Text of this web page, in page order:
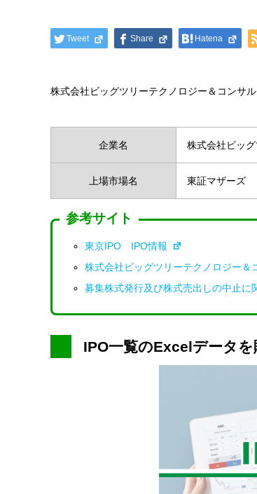
Tweet Share Hatena
株式会社ビッグツリーテクノロジー＆コンサ
企業名 株式会社ビッ
上場市場名 東証マザーズ
参考サイト
東京IPO IPO情報
株式会社ビッグツリーテクノロジー
募集株式発行及び株式売出しの中止に
IPO一覧のExcelデータを